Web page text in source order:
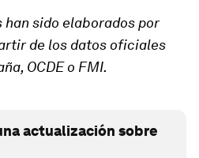
sido elaborados por
de los datos oficiales
OCDE o FMI.
actualización sobre